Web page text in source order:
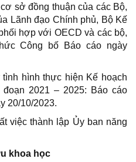
sở đồng thuận của các Bộ,
Lãnh đạo Chính phủ, Bộ Kế
hợp với OECD và các bộ,
Công bố Báo cáo ngày
hình thực hiện Kế hoạch
2021 – 2025: Báo cáo
20/10/2023.
việc thành lập Ủy ban năng
khoa học